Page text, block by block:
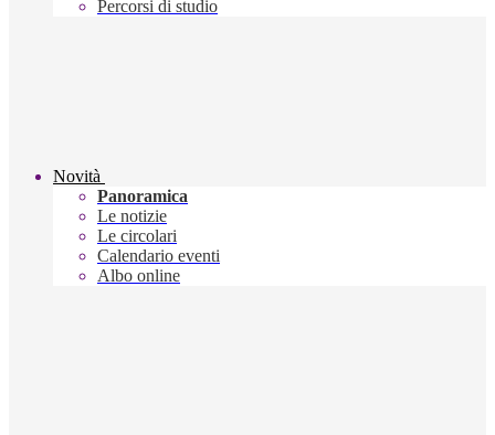
Percorsi di studio
Novità
Panoramica
Le notizie
Le circolari
Calendario eventi
Albo online